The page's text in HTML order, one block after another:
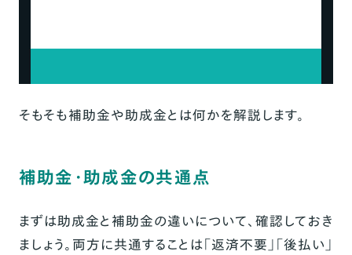
まとめ
そもそも補助金や助成金とは何かを解説します。
補助金・助成金の共通点
まずは助成金と補助金の違いについて、確認しておき
ましょう。両方に共通することは「返済不要」「後払い」